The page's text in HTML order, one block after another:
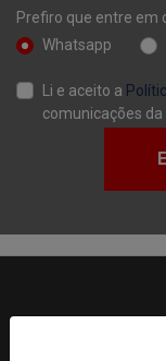
Prefiro que entre em
Whatsapp
Li e aceito a
comunicações